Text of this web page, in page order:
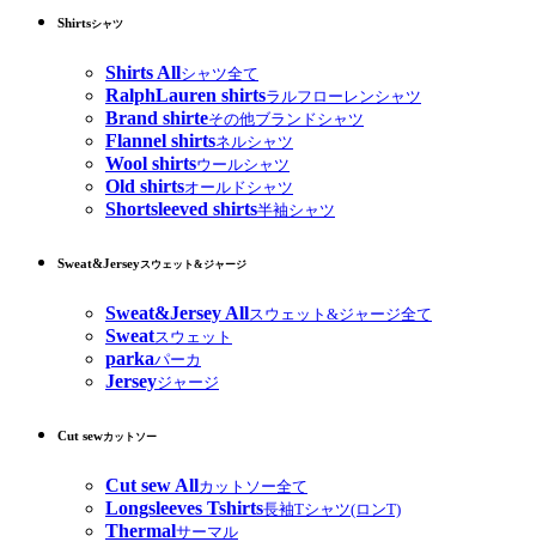
Shirtsシャツ
Shirts Allシャツ全て
RalphLauren shirtsラルフローレンシャツ
Brand shirteその他ブランドシャツ
Flannel shirtsネルシャツ
Wool shirtsウールシャツ
Old shirtsオールドシャツ
Shortsleeved shirts半袖シャツ
Sweat&Jerseyスウェット&ジャージ
Sweat&Jersey Allスウェット&ジャージ全て
Sweatスウェット
parkaパーカ
Jerseyジャージ
Cut sewカットソー
Cut sew Allカットソー全て
Longsleeves Tshirts長袖Tシャツ(ロンT)
Thermalサーマル